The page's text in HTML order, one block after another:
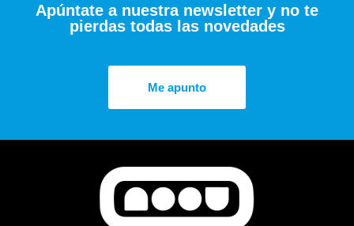
Apúntate a nuestra newsletter y no te
pierdas todas las novedades
Me apunto